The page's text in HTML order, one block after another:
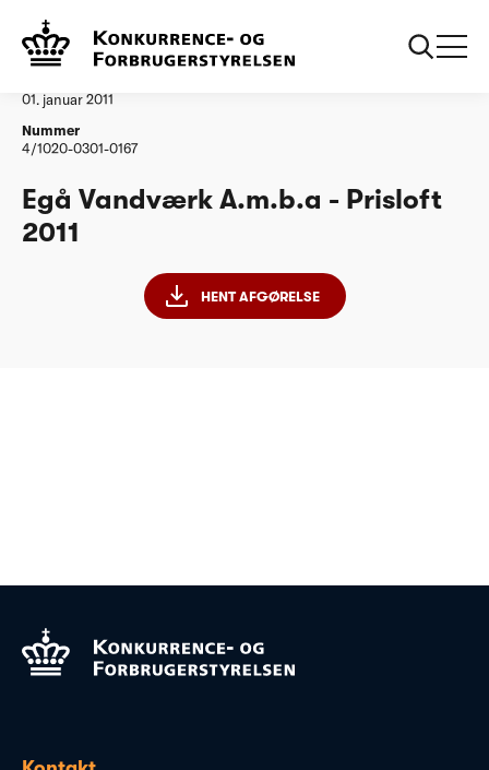
Vandtilsyn
01. januar 2011
Nummer
4/1020-0301-0167
Egå Vandværk A.m.b.a - Prisloft
2011
HENT AFGØRELSE